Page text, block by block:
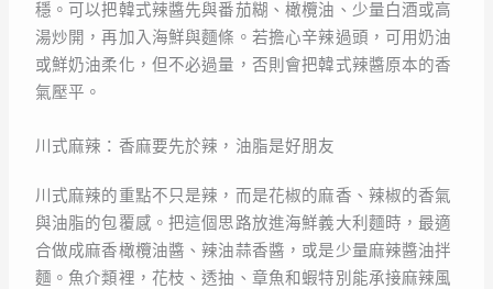
穩。可以把韓式辣醬先與番茄糊、橄欖油、少量白酒或高
湯炒開，再加入海鮮與麵條。若擔心辛辣過頭，可用奶油
或鮮奶油柔化，但不必過量，否則會把韓式辣醬原本的香
氣壓平。
川式麻辣：香麻要先於辣，油脂是好朋友
川式麻辣的重點不只是辣，而是花椒的麻香、辣椒的香氣
與油脂的包覆感。把這個思路放進海鮮義大利麵時，最適
合做成麻香橄欖油醬、辣油蒜香醬，或是少量麻辣醬油拌
麵。魚介類裡，花枝、透抽、章魚和蝦特別能承接麻辣風